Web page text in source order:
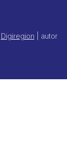
Digiregion | autor